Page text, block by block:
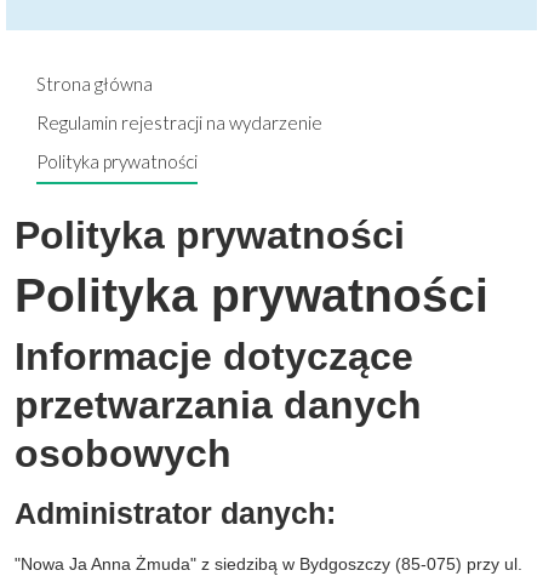
Strona główna
Regulamin rejestracji na wydarzenie
Polityka prywatności
Polityka prywatności
Polityka prywatności
Informacje dotyczące
przetwarzania danych
osobowych
Administrator danych:
"Nowa Ja Anna Żmuda" z siedzibą w Bydgoszczy (85-075) przy ul.